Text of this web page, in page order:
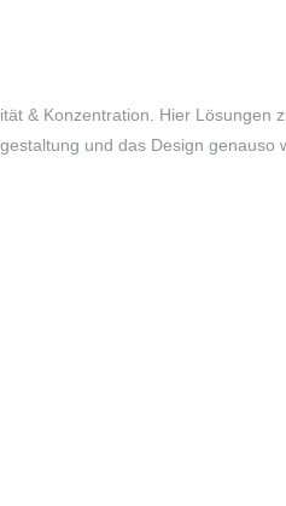
& Konzentration. Hier Lösungen
und das Design genauso